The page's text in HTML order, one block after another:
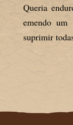
Queria
emendo
suprimir